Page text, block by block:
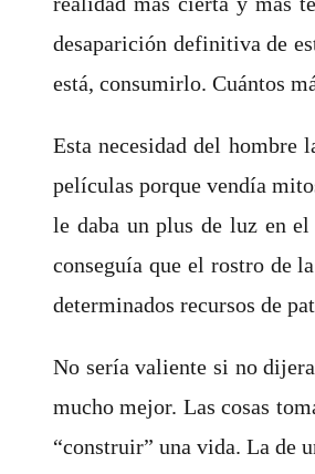
desaparición definitiva de
está, consumirlo. Cuántos
Esta necesidad del hombre
películas porque vendía
le daba un plus de luz en
conseguía que el rostro de
determinados recursos de
No sería valiente si no
mucho mejor. Las cosas
“construir” una vida. La de